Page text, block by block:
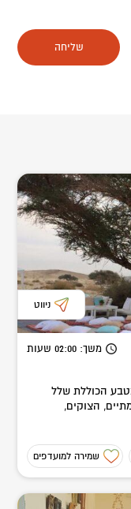
שליחה
ניווט
משך: 02:00 שעות
הכוללת שלל
הצוקים,
שמירה למועדפים